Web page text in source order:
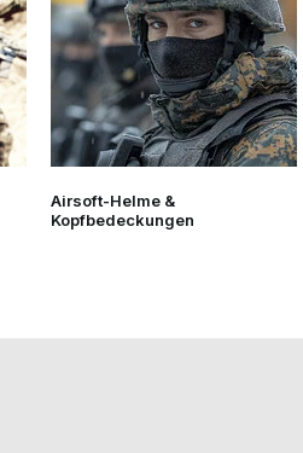
Airsoft-Helme &
Kopfbedeckungen